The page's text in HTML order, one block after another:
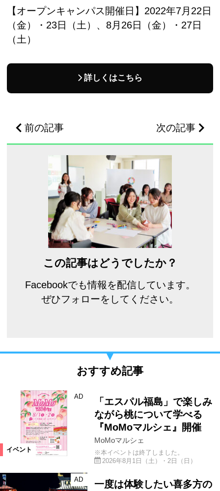
【オープンキャンパス開催日】2022年7月22日
（金）・23日（土）、8月26日（金）・27日
（土）
詳しくはこちら
前の記事 次の記事
この記事はどうでしたか？
Facebookでも情報を配信しています。
ぜひフォローをしてください。
おすすめ記事
イベント
AD
「エスパル福島」で楽しみ
ながら桃について学べる
『MoMoマルシェ』開催
MoMoマルシェ
※本イベントは終了しました。
2026年8月1日（土）・2日（日）
AD
一度は体験したい喜多方の